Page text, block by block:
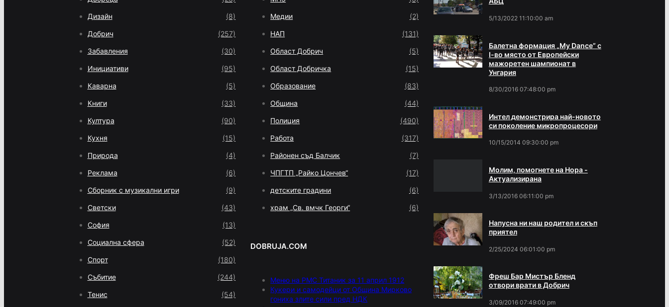
Дизайн (8)
Добрич (257)
Забавления (30)
Инициативи (95)
Каварна (5)
Книги (33)
Култура (90)
Кухня (15)
Природа (4)
Реклама (6)
Сборник с музикални игри (9)
Светски (43)
София (13)
Социална сфера (52)
Спорт (180)
Събитие (244)
Тенис (54)
Медии (2)
НАП (131)
Област Добрич (5)
Област Добричка (15)
Образование (83)
Община (44)
Полиция (490)
Работа (317)
Районен съд Балчик (7)
ЧПГТП „Райко Цончев“ (17)
детските градини (6)
храм „Св. вмчк Георги“ (6)
DOBRUJA.COM
Меню на РМС Титаник за 11 април 1912
Кукери и самодейци от Община Мирково
гониха злите сили пред НДК
5/13/2022 11:10:00 am
Балетна формация „My Dance” с
І-во място от Европейски
мажоретен шампионат в
Унгария
8/30/2016 07:48:00 pm
Интел демонстрира най-новото
си поколение микропроцесори
10/15/2014 09:30:00 pm
Молим, помогнете на Нора -
Актуализирана
3/13/2016 06:11:00 pm
Напусна ни наш родител и скъп
приятел
2/25/2024 06:01:00 pm
Фреш Бар Мистър Бленд
отвори врати в Добрич
3/09/2016 07:49:00 pm